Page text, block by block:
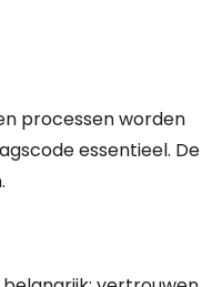
processen worden
essentieel. De